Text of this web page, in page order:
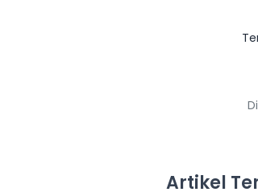
Artikel